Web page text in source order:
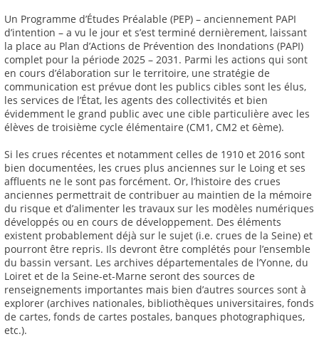
Un Programme d’Études Préalable (PEP) – anciennement PAPI
d’intention – a vu le jour et s’est terminé dernièrement, laissant
la place au Plan d’Actions de Prévention des Inondations (PAPI)
complet pour la période 2025 – 2031. Parmi les actions qui sont
en cours d’élaboration sur le territoire, une stratégie de
communication est prévue dont les publics cibles sont les élus,
les services de l’État, les agents des collectivités et bien
évidemment le grand public avec une cible particulière avec les
élèves de troisième cycle élémentaire (CM1, CM2 et 6ème).
Si les crues récentes et notamment celles de 1910 et 2016 sont
bien documentées, les crues plus anciennes sur le Loing et ses
affluents ne le sont pas forcément. Or, l’histoire des crues
anciennes permettrait de contribuer au maintien de la mémoire
du risque et d’alimenter les travaux sur les modèles numériques
développés ou en cours de développement. Des éléments
existent probablement déjà sur le sujet (i.e. crues de la Seine) et
pourront être repris. Ils devront être complétés pour l’ensemble
du bassin versant. Les archives départementales de l’Yonne, du
Loiret et de la Seine-et-Marne seront des sources de
renseignements importantes mais bien d’autres sources sont à
explorer (archives nationales, bibliothèques universitaires, fonds
de cartes, fonds de cartes postales, banques photographiques,
etc.).